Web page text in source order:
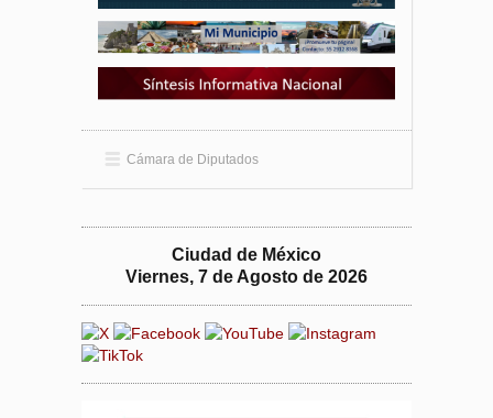
Cámara de Diputados
Ciudad de México
Viernes, 7 de Agosto de 2026